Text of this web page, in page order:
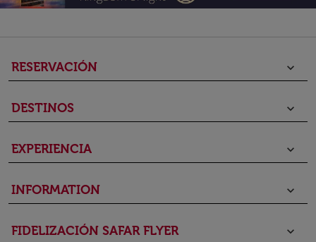
RESERVACIÓN keyboard_arrow_down
DESTINOS keyboard_arrow_down
EXPERIENCIA keyboard_arrow_down
INFORMATION keyboard_arrow_down
FIDELIZACIÓN SAFAR FLYER keyboard_arrow_down